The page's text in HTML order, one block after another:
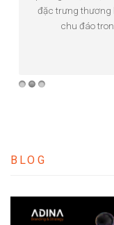
đặc trưng thương
chu đáo
BLOG